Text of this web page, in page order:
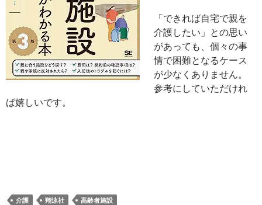
「できれば自宅で親を
介護したい」との思い
があっても、個々の事
情で困難となるケース
が少なくありません。
参考にしていただけれ
ば嬉しいです。
介護 翔泳社 高齢者施設